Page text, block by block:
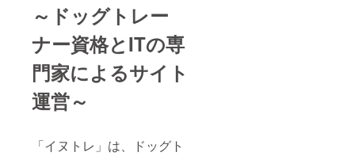
～ドッグトレー
ナー資格とITの専
門家によるサイト
運営～
「イヌトレ」は、ドッグト